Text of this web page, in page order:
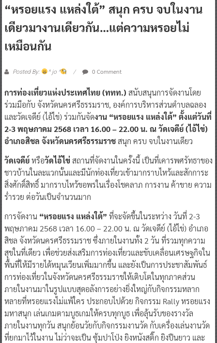
“หรอยแรง แหล่งใต้” สนุก ครบ จบในงาน
เดียวมางานเดียวกัน…แต่ความหรอยไม่
เหมือนกัน
Posted By: ^ jo ^ 0 Comment
การท่องเที่ยวแห่งประเทศไทย (ททท.) สนับสนุนการจัดงานโดย
ร่วมมือกับ จังหวัดนครศรีธรรมราช, องค์การบริหารส่วนตำบลฉลอง
และวัดเจดีย์ (ไอ้ไข่) ร่วมกันจัดงาน “หรอยแรง แหล่งใต้” ตั้งแต่วันที่
2-3 พฤษภาคม 2568 เวลา 16.00 – 22.00 น. ณ วัดเจดีย์ (ไอ้ไข่)
อำเภอสิชล จังหวัดนครศรีธรรมราชสนุก ครบ จบในงานเดียว
วัดเจดีย์หรือวัดไอ้ไข่ สถานที่จัดงานในครั้งนี้ เป็นที่เคารพศรัทธาของ
ชาวบ้านในละแวกนั้นและมีนักท่องเที่ยวเข้ามากราบไหว้และสักการะ
สิ่งศักดิ์สิทธิ์ มากราบไหว้ขอพรในเรื่องโชคลาภ การงาน ค้าขาย ความ
ร่ำรวย ต่อวันเป็นจำนวนมาก
การจัดงาน “หรอยแรง แหล่งใต้” ที่จะจัดขึ้นในระหว่าง วันที่ 2-3
พฤษภาคม 2568 เวลา 16.00 – 22.00 น. ณ วัดเจดีย์ (ไอ้ไข่) อำเภอ
สิชล จังหวัดนครศรีธรรมราช ซึ่งภายในงานทั้ง 2 วัน ที่รวมทุกความ
สุขในที่เดียว เพื่อช่วยส่งเสริมการท่องเที่ยวและขับเคลื่อนเศรษฐกิจใน
พื้นที่ให้มีรายได้หมุนเวียนเพิ่มมากขึ้น และยังเป็นการประชาสัมพันธ์
การท่องเที่ยวในจังหวัดนครศรีธรรมราชให้เติบโตในทุกภาคส่วน
ภายในงานมาในรูปแบบสุดอลังการอย่างยิ่งใหญ่กับกิจกรรมหลาก
หลายที่หรอยแรงไม่แพ้ใคร ประกอบไปด้วย กิจกรรม Rally หรอยแรง
มหาสนุก เล่นเกมตามบูธเกมให้ครบทุกบูธ เพื่อลุ้นรับของรางวัล
ภายในงานทุกวัน สนุกย้อนวัยกับกิจกรรมงานวัด กับเครื่องเล่นงานวัด
ที่ยกมาไว้ในงาน ไม่ว่าจะเป็น ซุ้มปาโป่ง ยิงหนังสติ๊ก ยิงปืนยาว และ